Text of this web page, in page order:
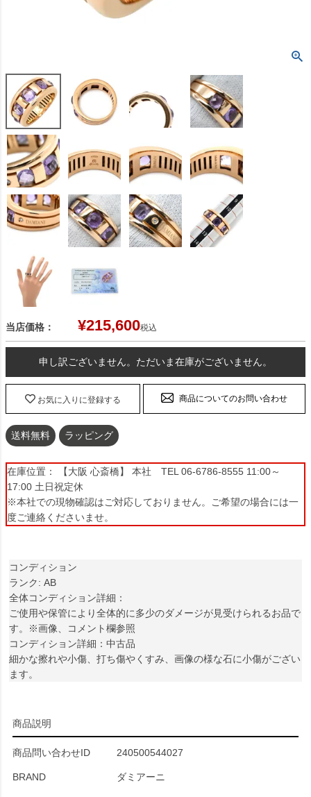
当店価格： ¥215,600税込
申し訳ございません。ただいま在庫がございません。
お気に入りに登録する 商品についてのお問い合わせ
送料無料 ラッピング
在庫位置： 【大阪 心斎橋】 本社 TEL 06-6786-8555 11:00～
17:00 土日祝定休
※本社での現物確認はご対応しておりません。ご希望の場合には一
度ご連絡くださいませ。
コンディション
ランク: AB
全体コンディション詳細：
ご使用や保管により全体的に多少のダメージが見受けられるお品で
す。※画像、コメント欄参照
コンディション詳細：中古品
細かな擦れや小傷、打ち傷やくすみ、画像の様な石に小傷がござい
ます。
商品説明
商品問い合わせID 240500544027
BRAND ダミアーニ